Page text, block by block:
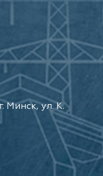
Минск, ул. К.